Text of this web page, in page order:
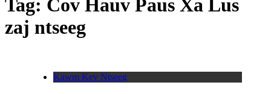
Tag: Cov Hauv Paus Xa Lus
zaj ntseeg
Kawm Kev Ntseeg